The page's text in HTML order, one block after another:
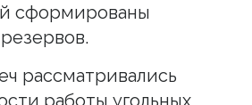
сформированы
рассматривались
работы угольных